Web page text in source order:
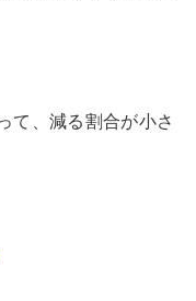
て、減る割合が小さ